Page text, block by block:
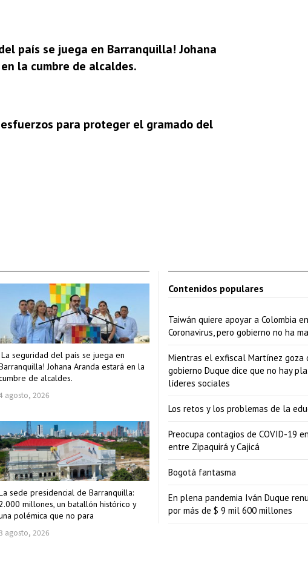
país se juega en Barranquilla! Johana
la cumbre de alcaldes.
para proteger el gramado del
seguridad del país se juega en
Johana Aranda estará en la
de alcaldes.
agosto, 2026
sede presidencial de Barranquilla:
millones, un batallón histórico y
polémica que no para
agosto, 2026
Contenidos populares
Taiwán quiere apoyar a Colombia
Coronavirus, pero gobierno no ha
Mientras el exfiscal Martínez goza
gobierno Duque dice que no hay
líderes sociales
Los retos y los problemas de la
Preocupa contagios de COVID-19
entre Zipaquirá y Cajicá
Bogotá fantasma
En plena pandemia Iván Duque
por más de $ 9 mil 600 millones